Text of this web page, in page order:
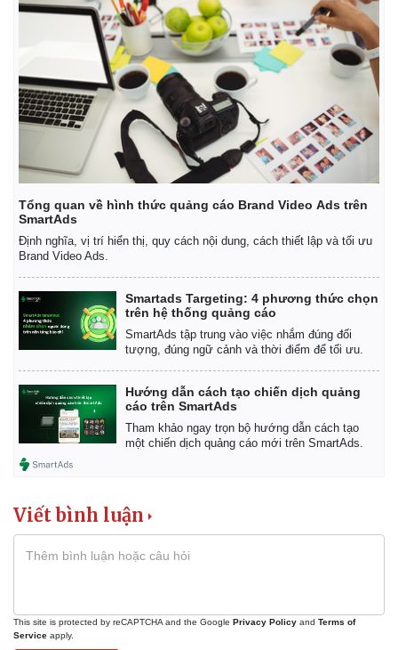
Pháp luật
Vụ án
Tin nóng
Tư vấn luật
Vũ khí
Phân tích
Tổng quan về hình thức quảng cáo Brand Video Ads trên
SmartAds
Định nghĩa, vị trí hiển thị, quy cách nội dung, cách thiết lập và tối ưu
Brand Video Ads.
Smartads Targeting: 4 phương thức chọn
trên hệ thống quảng cáo
SmartAds tập trung vào việc nhắm đúng đối
tượng, đúng ngữ cảnh và thời điểm để tối ưu.
Hướng dẫn cách tạo chiến dịch quảng
cáo trên SmartAds
Tham khảo ngay trọn bộ hướng dẫn cách tạo
một chiến dịch quảng cáo mới trên SmartAds.
Viết bình luận
This site is protected by reCAPTCHA and the Google Privacy Policy and Terms of
Service apply.